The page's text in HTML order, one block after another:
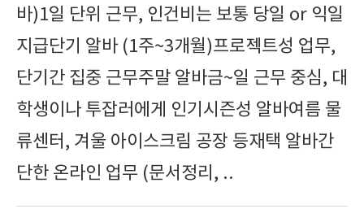
바)1일 단위 근무, 인건비는 보통 당일 or 익일
지급단기 알바 (1주~3개월)프로젝트성 업무,
단기간 집중 근무주말 알바금~일 근무 중심, 대
학생이나 투잡러에게 인기시즌성 알바여름 물
류센터, 겨울 아이스크림 공장 등재택 알바간
단한 온라인 업무 (문서정리, ..